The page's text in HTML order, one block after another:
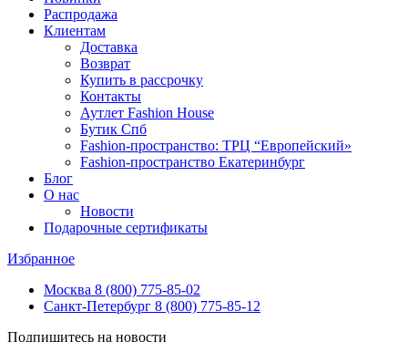
Распродажа
Клиентам
Доставка
Возврат
Купить в рассрочку
Контакты
Аутлет Fashion House
Бутик Спб
Fashion-пространство: ТРЦ “Европейский»
Fashion-пространство Екатеринбург
Блог
О нас
Новости
Подарочные сертификаты
Избранное
Москва 8 (800) 775-85-02
Санкт-Петербург 8 (800) 775-85-12
Подпишитесь на новости